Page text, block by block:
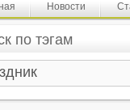
Новости
по тэгам